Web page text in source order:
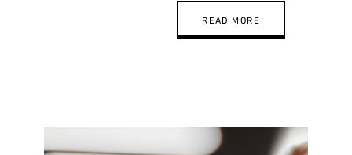
READ MORE